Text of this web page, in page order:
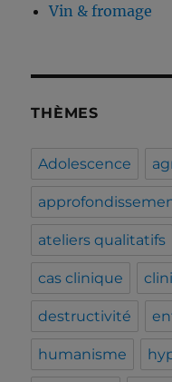
Vin & fromage
THÈMES
Adolescence
ateliers qualitatifs
cas clinique
destructivité
humanisme